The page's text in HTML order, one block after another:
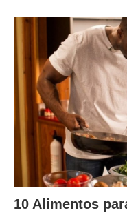
10 Alimentos